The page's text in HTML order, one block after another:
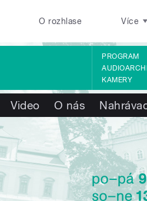
O rozhlase Více
PROGRAM
KAMERY
Video O nás